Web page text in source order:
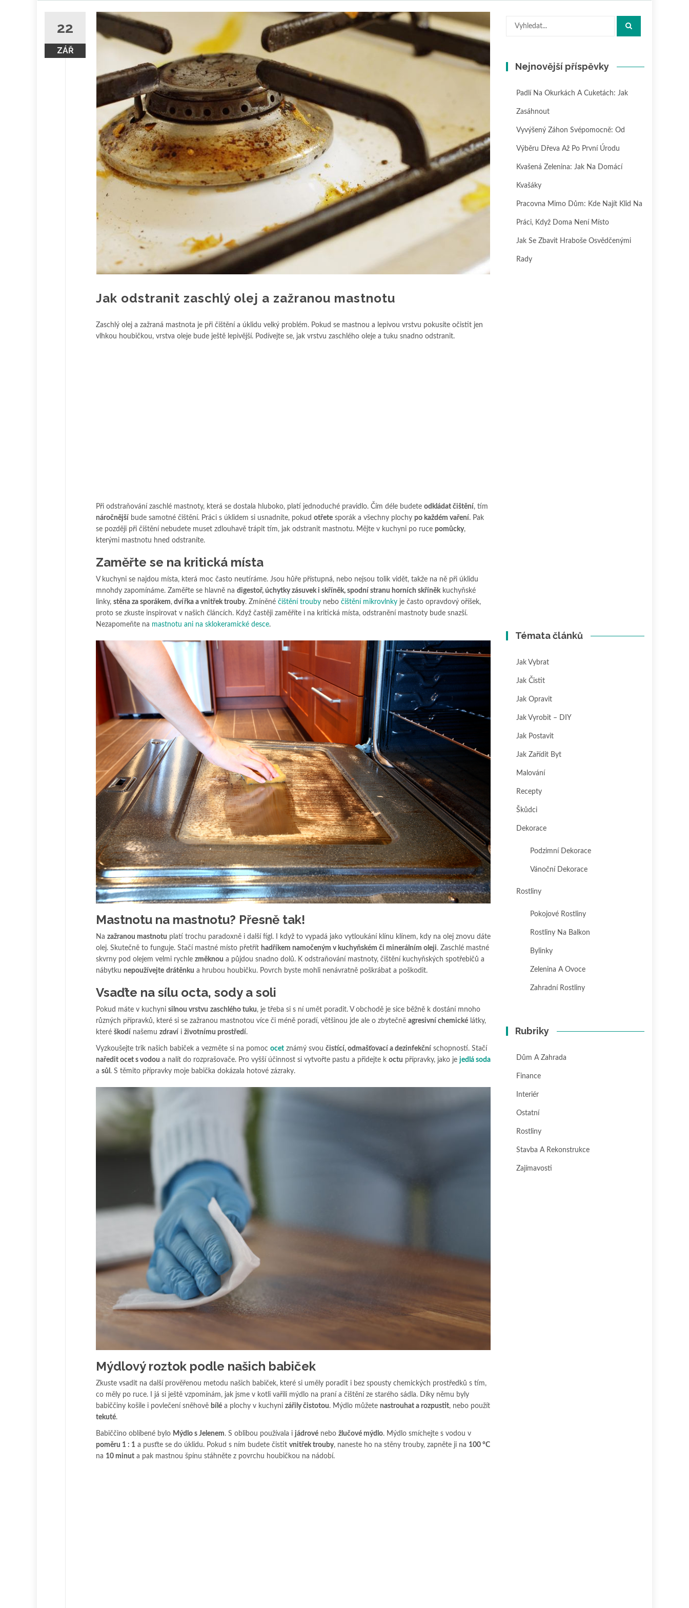
22
ZÁŘ
Jak odstranit zaschlý olej a zažranou mastnotu
Zaschlý olej a zažraná mastnota je při čištění a úklidu velký problém. Pokud se mastnou a lepivou vrstvu pokusíte očistit jen
vlhkou houbičkou, vrstva oleje bude ještě lepivější. Podívejte se, jak vrstvu zaschlého oleje a tuku snadno odstranit.
Při odstraňování zaschlé mastnoty, která se dostala hluboko, platí jednoduché pravidlo. Čím déle budete odkládat čištění, tím
náročnější bude samotné čištění. Práci s úklidem si usnadníte, pokud otřete sporák a všechny plochy po každém vaření. Pak
se později při čištění nebudete muset zdlouhavě trápit tím, jak odstranit mastnotu. Mějte v kuchyni po ruce pomůcky,
kterými mastnotu hned odstraníte.
Zaměřte se na kritická místa
V kuchyni se najdou místa, která moc často neutíráme. Jsou hůře přístupná, nebo nejsou tolik vidět, takže na ně při úklidu
mnohdy zapomínáme. Zaměřte se hlavně na digestoř, úchytky zásuvek i skříněk, spodní stranu horních skříněkkuchyňské
linky, stěna za sporákem, dvířka a vnitřek trouby. Zmíněné čištění trouby nebo čištění mikrovlnky je často opravdový oříšek,
proto se zkuste inspirovat v našich článcích. Když častěji zaměříte i na kritická místa, odstranění mastnoty bude snazší.
Nezapomeňte na mastnotu ani na sklokeramické desce.
Mastnotu na mastnotu? Přesně tak!
Na zažranou mastnotu platí trochu paradoxně i další fígl. I když to vypadá jako vytloukání klínu klínem, kdy na olej znovu dáte
olej. Skutečně to funguje. Stačí mastné místo přetřít hadříkem namočeným v kuchyňském či minerálním oleji. Zaschlé mastné
skvrny pod olejem velmi rychle změknou a půjdou snadno dolů. K odstraňování mastnoty, čištění kuchyňských spotřebičů a
nábytku nepoužívejte drátěnku a hrubou houbičku. Povrch byste mohli nenávratně poškrábat a poškodit.
Vsaďte na sílu octa, sody a soli
Pokud máte v kuchyni silnou vrstvu zaschlého tuku, je třeba si s ní umět poradit. V obchodě je sice běžně k dostání mnoho
různých přípravků, které si se zažranou mastnotou více či méně poradí, většinou jde ale o zbytečně agresivní chemické látky,
které škodí našemu zdraví i životnímu prostředí.
Vyzkoušejte trik našich babiček a vezměte si na pomoc ocet známý svou čistící, odmašťovací a dezinfekční schopností. Stačí
naředit ocet s vodou a nalít do rozprašovače. Pro vyšší účinnost si vytvořte pastu a přidejte k octu přípravky, jako je jedlá soda
a sůl . S těmito přípravky moje babička dokázala hotové zázraky.
Mýdlový roztok podle našich babiček
Zkuste vsadit na další prověřenou metodu našich babiček, které si uměly poradit i bez spousty chemických prostředků s tím,
co měly po ruce. I já si ještě vzpomínám, jak jsme v kotli vařili mýdlo na praní a čištění ze starého sádla. Díky němu byly
babiččiny košile i povlečení sněhově bílé a plochy v kuchyni zářily čistotou. Mýdlo můžete nastrouhat a rozpustit, nebo použít
tekuté.
Babiččino oblíbené bylo Mýdlo s Jelenem. S oblibou používala i jádrové nebo žlučové mýdlo. Mýdlo smíchejte s vodou v
poměru 1 : 1 a pusťte se do úklidu. Pokud s ním budete čistit vnitřek trouby, naneste ho na stěny trouby, zapněte ji na 100 °C
na 10 minut a pak mastnou špínu stáhněte z povrchu houbičkou na nádobí.
Hledat:
Nejnovější příspěvky
Padlí Na Okurkách A Cuketách: Jak
Zasáhnout
Vyvýšený Záhon Svépomocně: Od
Výběru Dřeva Až Po První Úrodu
Kvašená Zelenina: Jak Na Domácí
Kvašáky
Pracovna Mimo Dům: Kde Najít Klid Na
Práci, Když Doma Není Místo
Jak Se Zbavit Hraboše Osvědčenými
Rady
Témata článků
Jak Vybrat
Jak Čistit
Jak Opravit
Jak Vyrobit – DIY
Jak Postavit
Jak Zařídit Byt
Malování
Recepty
Škůdci
Dekorace
Podzimní Dekorace
Vánoční Dekorace
Rostliny
Pokojové Rostliny
Rostliny Na Balkon
Bylinky
Zelenina A Ovoce
Zahradní Rostliny
Rubriky
Dům A Zahrada
Finance
Interiér
Ostatní
Rostliny
Stavba A Rekonstrukce
Zajímavosti